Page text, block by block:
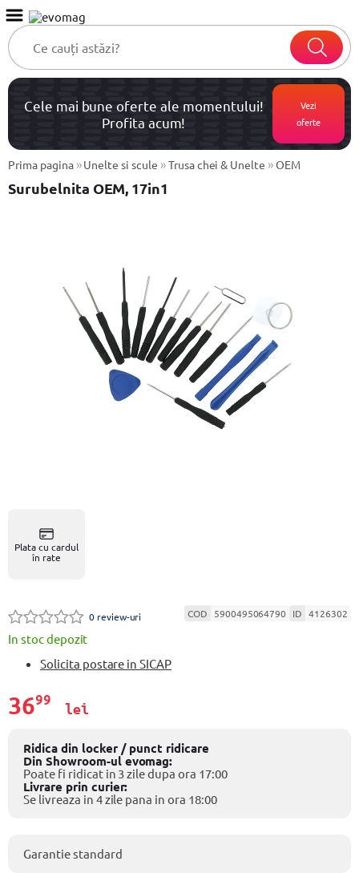
Cele mai bune oferte ale momentului!
Profita acum!
Vezi
oferte
Prima pagina »Unelte si scule »Trusa chei & Unelte »OEM
Surubelnita OEM, 17in1
Plata cu cardul
în rate
0 review-uri COD 5900495064790 ID 4126302
In stoc depozit
Solicita postare in SICAP
3699
lei
Ridica din locker / punct ridicare
Din Showroom-ul evomag:
Poate fi ridicat in 3 zile dupa ora 17:00
Livrare prin curier:
Se livreaza in 4 zile pana in ora 18:00
Garantie standard